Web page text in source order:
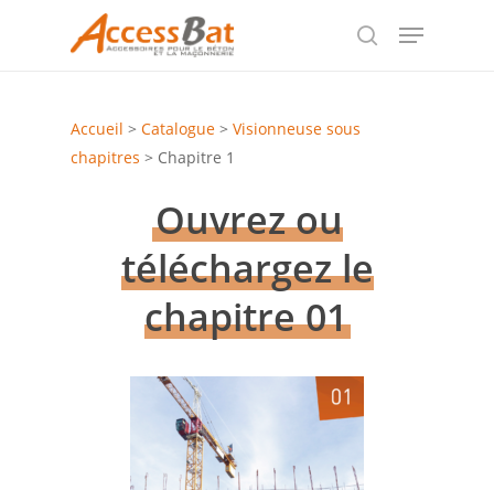
search
Menu
Accueil > Catalogue > Visionneuse sous
chapitres > Chapitre 1
Ouvrez ou
téléchargez le
chapitre 01